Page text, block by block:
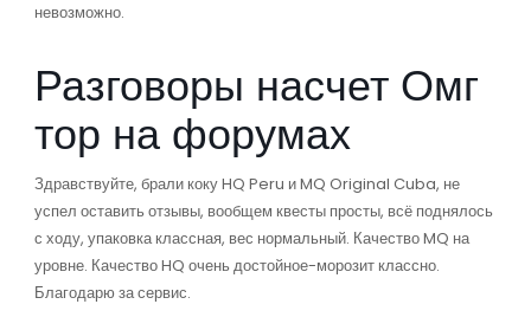
невозможно.
Разговоры насчет Омг
тор на форумах
Здравствуйте, брали коку HQ Peru и MQ Original Cuba, не
успел оставить отзывы, вообщем квесты просты, всё поднялось
с ходу, упаковка классная, вес нормальный. Качество MQ на
уровне. Качество HQ очень достойное-морозит классно.
Благодарю за сервис.